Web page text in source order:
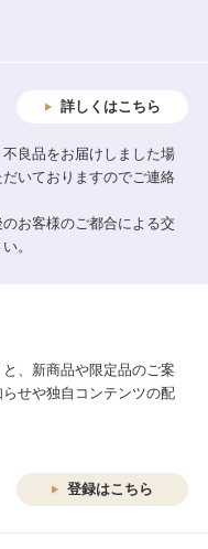
詳しくはこちら
良品をお届けしました場
いておりますのでご連絡
お客様のご都合による交
。
、新商品や限定品のご案
せや独自コンテンツの配
登録はこちら